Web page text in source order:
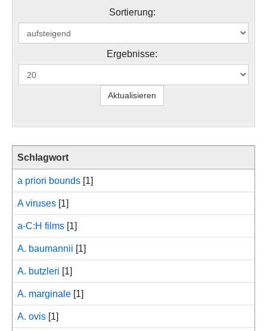
Sortierung:
Ergebnisse:
Schlagwort
a priori bounds [1]
A viruses [1]
a-C:H films [1]
A. baumannii [1]
A. butzleri [1]
A. marginale [1]
A. ovis [1]